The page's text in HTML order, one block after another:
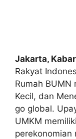
Jakarta,
Rakyat
Rumah BUMN
Kecil, dan
go global.
UMKM
perekonomian